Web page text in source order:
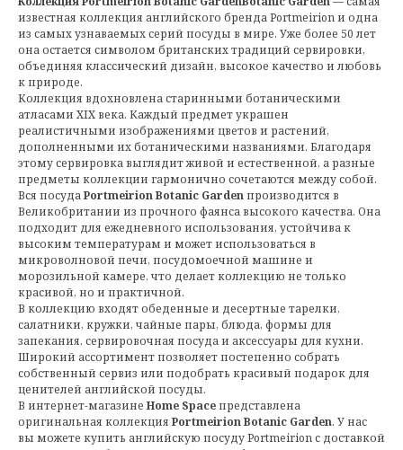
известная коллекция английского бренда Portmeirion и одна
из самых узнаваемых серий посуды в мире. Уже более 50 лет
она остается символом британских традиций сервировки,
объединяя классический дизайн, высокое качество и любовь
к природе.
Коллекция вдохновлена старинными ботаническими
атласами XIX века. Каждый предмет украшен
реалистичными изображениями цветов и растений,
дополненными их ботаническими названиями. Благодаря
этому сервировка выглядит живой и естественной, а разные
предметы коллекции гармонично сочетаются между собой.
Вся посудаPortmeirion Botanic Garden производится в
Великобритании из прочного фаянса высокого качества. Она
подходит для ежедневного использования, устойчива к
высоким температурам и может использоваться в
микроволновой печи, посудомоечной машине и
морозильной камере, что делает коллекцию не только
красивой, но и практичной.
В коллекцию входят обеденные и десертные тарелки,
салатники, кружки, чайные пары, блюда, формы для
запекания, сервировочная посуда и аксессуары для кухни.
Широкий ассортимент позволяет постепенно собрать
собственный сервиз или подобрать красивый подарок для
ценителей английской посуды.
В интернет-магазине Home Space представлена
оригинальная коллекция Portmeirion Botanic Garden. У нас
вы можете купить английскую посуду Portmeirion с доставкой